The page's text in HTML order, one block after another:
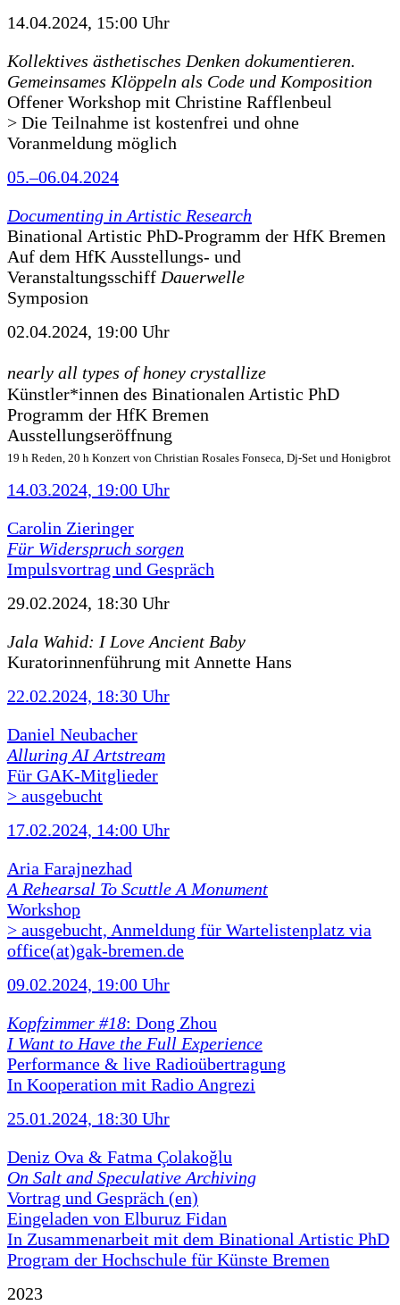
14.04.2024, 15:00 Uhr
Kollektives ästhetisches Denken dokumentieren.
Gemeinsames Klöppeln als Code und Komposition
Offener Workshop mit Christine Rafflenbeul
> Die Teilnahme ist kostenfrei und ohne
Voranmeldung möglich
05.–06.04.2024
Documenting in Artistic Research
Binational Artistic PhD-Programm der HfK Bremen
Auf dem HfK Ausstellungs- und
Veranstaltungsschiff Dauerwelle
Symposion
02.04.2024, 19:00 Uhr
nearly all types of honey crystallize
Künstler*innen des Binationalen Artistic PhD
Programm der HfK Bremen
Ausstellungseröffnung
19 h Reden, 20 h Konzert von Christian Rosales Fonseca, Dj-Set und Honigbrot
14.03.2024, 19:00 Uhr
Carolin Zieringer
Für Widerspruch sorgen
Impulsvortrag und Gespräch
29.02.2024, 18:30 Uhr
Jala Wahid: I Love Ancient Baby
Kuratorinnenführung mit Annette Hans
22.02.2024, 18:30 Uhr
Daniel Neubacher
Alluring AI Artstream
Für GAK-Mitglieder
> ausgebucht
17.02.2024, 14:00 Uhr
Aria Farajnezhad
A Rehearsal To Scuttle A Monument
Workshop
> ausgebucht, Anmeldung für Wartelistenplatz via
office(at)gak-bremen.de
09.02.2024, 19:00 Uhr
Kopfzimmer #18: Dong Zhou
I Want to Have the Full Experience
Performance & live Radioübertragung
In Kooperation mit Radio Angrezi
25.01.2024, 18:30 Uhr
Deniz Ova & Fatma Çolakoğlu
On Salt and Speculative Archiving
Vortrag und Gespräch (en)
Eingeladen von Elburuz Fidan
In Zusammenarbeit mit dem Binational Artistic PhD
Program der Hochschule für Künste Bremen
2023